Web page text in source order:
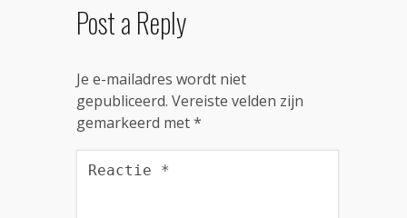
Post a Reply
Je e-mailadres wordt niet
gepubliceerd. Vereiste velden zijn
gemarkeerd met*